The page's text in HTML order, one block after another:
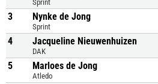
Sprint
3 Nynke de Jong
Sprint
4 Jacqueline Nieuwenhuizen
DAK
5 Marloes de Jong
Atledo